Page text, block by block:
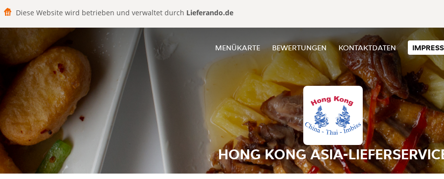
Diese Website wird betrieben und verwaltet durch Lieferando.de
MENÜKARTE BEWERTUNGEN KONTAKTDATEN
HONG KONG ASIA-